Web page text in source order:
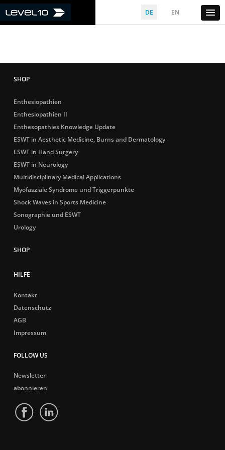
DE EN
Enthesiopathien
Enthesiopathien II
Enthesopathies Knowledge Update
ESWT in Aesthetic Medicine, Burns and Dermatology
ESWT in Hand Surgery
ESWT in Neurology
Multidisciplinary Medical Applications
Myofasziale Syndrome und Triggerpunkte
Shock Waves in Sports Medicine
Sonographie und ESWT
Urology
HILFE
Kontakt
Datenschutz
AGB
Impressum
FOLLOW US
Newsletter
abonnieren